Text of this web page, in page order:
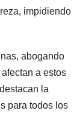
impidiendo
abogando
a estos
la
para todos los